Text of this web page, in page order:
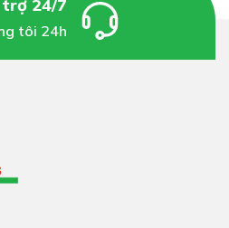
ra vườn khi cây non đã
trợ 24/7
tôi 24h